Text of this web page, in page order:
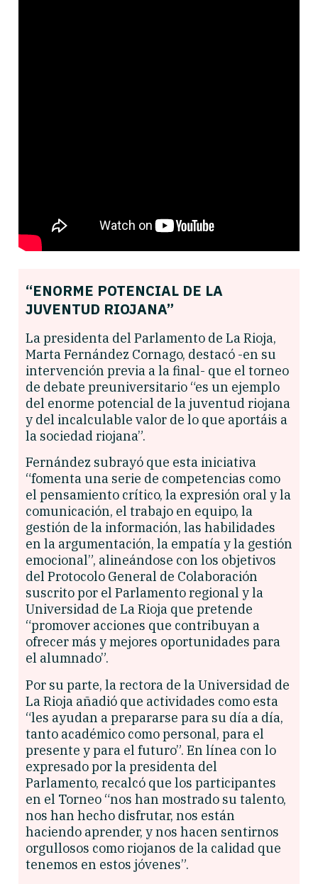
“ENORME POTENCIAL DE LA
JUVENTUD RIOJANA”
La presidenta del Parlamento de La Rioja,
Marta Fernández Cornago, destacó -en su
intervención previa a la final- que el torneo
de debate preuniversitario “es un ejemplo
del enorme potencial de la juventud riojana
y del incalculable valor de lo que aportáis a
la sociedad riojana”.
Fernández subrayó que esta iniciativa
“fomenta una serie de competencias como
el pensamiento crítico, la expresión oral y la
comunicación, el trabajo en equipo, la
gestión de la información, las habilidades
en la argumentación, la empatía y la gestión
emocional”, alineándose con los objetivos
del Protocolo General de Colaboración
suscrito por el Parlamento regional y la
Universidad de La Rioja que pretende
“promover acciones que contribuyan a
ofrecer más y mejores oportunidades para
el alumnado”.
Por su parte, la rectora de la Universidad de
La Rioja añadió que actividades como esta
“les ayudan a prepararse para su día a día,
tanto académico como personal, para el
presente y para el futuro”. En línea con lo
expresado por la presidenta del
Parlamento, recalcó que los participantes
en el Torneo “nos han mostrado su talento,
nos han hecho disfrutar, nos están
haciendo aprender, y nos hacen sentirnos
orgullosos como riojanos de la calidad que
tenemos en estos jóvenes”.